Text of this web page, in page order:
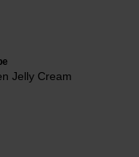
Jelly Cream